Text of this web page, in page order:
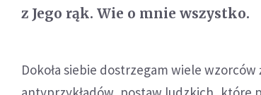
z Jego rąk. Wie o mnie wszystko.
Dokoła siebie dostrzegam wiele